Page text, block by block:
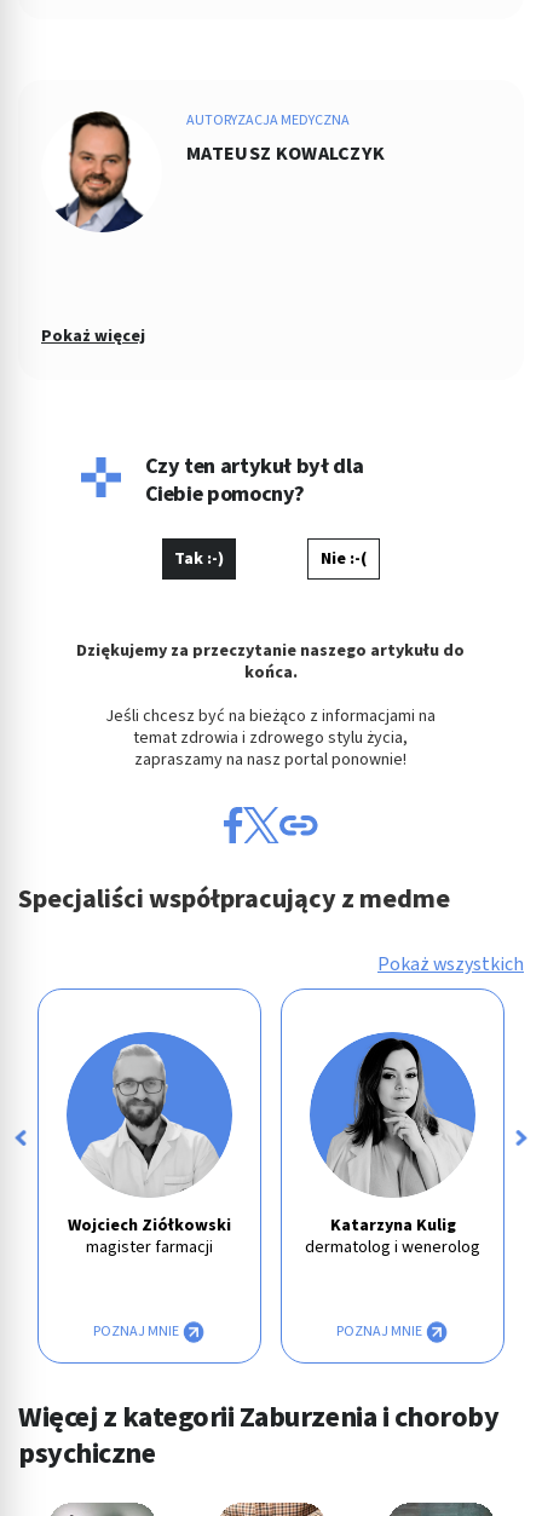
AUTORYZACJA MEDYCZNA
MATEUSZ KOWALCZYK
Pokaż więcej
Czy ten artykuł był dla
Ciebie pomocny?
Tak :-) Nie :-(
Dziękujemy za przeczytanie naszego artykułu do
końca.
Jeśli chcesz być na bieżąco z informacjami na
temat zdrowia i zdrowego stylu życia,
zapraszamy na nasz portal ponownie!
Specjaliści współpracujący z medme
Pokaż wszystkich
Wojciech Ziółkowski
magister farmacji
POZNAJ MNIE
Katarzyna Kulig
dermatolog i wenerolog
POZNAJ MNIE
Więcej z kategorii Zaburzenia i choroby
psychiczne